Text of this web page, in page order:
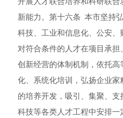
新能力。第十六条 本市坚持
科技、工业和信息化、公安
对符合条件的人才在项目承
创新经营的体制机制，依托
化、系统化培训，弘扬企业
的培养开发，吸引、集聚、
科技等各类人才工程中安排